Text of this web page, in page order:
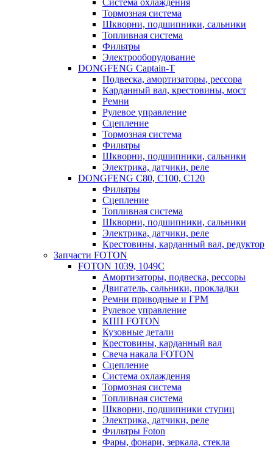
Система охлаждения
Тормозная система
Шкворни, подшипники, сальники
Топливная система
Фильтры
Электрооборудование
DONGFENG Captain-T
Подвеска, амортизаторы, рессора
Карданный вал, крестовины, мост
Ремни
Рулевое управление
Сцепление
Тормозная система
Фильтры
Шкворни, подшипники, сальники
Электрика, датчики, реле
DONGFENG С80, C100, C120
Фильтры
Сцепление
Топливная система
Шкворни, подшипники, сальники
Электрика, датчики, реле
Крестовины, карданный вал, редуктор
Запчасти FOTON
FOTON 1039, 1049C
Амортизаторы, подвеска, рессоры
Двигатель, сальники, прокладки
Ремни приводные и ГРМ
Рулевое управление
КПП FOTON
Кузовные детали
Крестовины, карданный вал
Свеча накала FOTON
Сцепление
Система охлаждения
Тормозная система
Топливная система
Шкворни, подшипники ступиц
Электрика, датчики, реле
Фильтры Foton
Фары, фонари, зеркала, стекла